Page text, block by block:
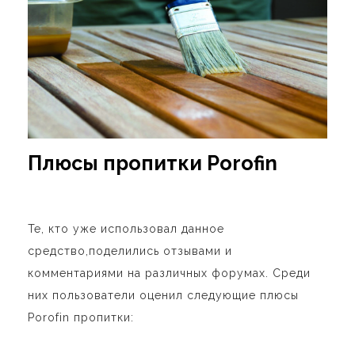
Плюсы пропитки Porofin
Те, кто уже использовал данное
средство,поделились отзывами и
комментариями на различных форумах. Среди
них пользователи оценил следующие плюсы
Porofin пропитки: